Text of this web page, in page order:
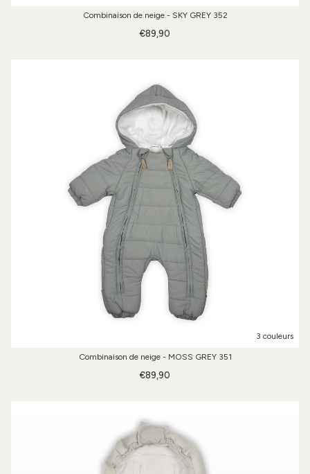
Combinaison de neige - SKY GREY 352
€89,90
3 couleurs
Combinaison de neige - MOSS GREY 351
€89,90